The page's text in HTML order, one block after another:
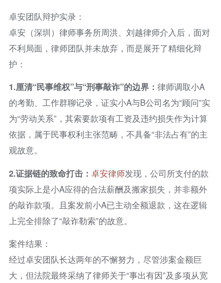
卓安团队辩护实录：
卓安（深圳）律师事务所周洪、刘越律师介入后，面对
不利局面，律师团队并未放弃，而是展开了精细化辩
护：
1.厘清“民事维权”与“刑事敲诈”的边界： 律师调取小A
的考勤、工作群聊记录，证实小A与B公司名为“顾问”实
为“劳动关系”，其索要款项有工资及违约损失作为计算
依据，属于民事权利主张范畴，不具备“非法占有”的主
观故意。
2.证据链的致命打击： 卓安律师发现，公司所支付的款
项实际上是小A应得的合法薪酬及搬家损失，并非额外
的敲诈款项。且案发前小A已主动全额退款，这在逻辑
上完全排除了“敲诈勒索”的故意。
案件结果：
经过卓安团队长达两年的不懈努力，尽管涉案金额巨
大，但法院最终采纳了律师关于“事出有因”及多项从宽